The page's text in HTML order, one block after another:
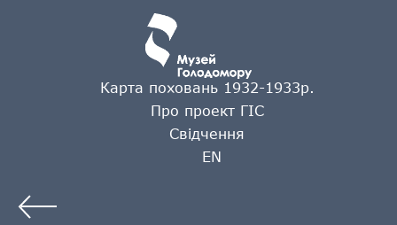
Карта поховань 1932-1933р.
Про проект ГІС
Свідчення
EN